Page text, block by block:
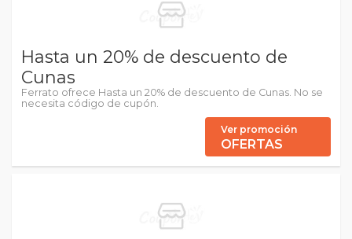
Hasta un 20% de descuento de
Cunas
Ferrato ofrece Hasta un 20% de descuento de Cunas. No se
necesita código de cupón.
Ver promoción
OFERTAS